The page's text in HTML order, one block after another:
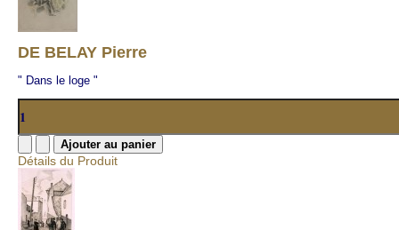
DE BELAY Pierre
" Dans le loge "
Détails du Produit